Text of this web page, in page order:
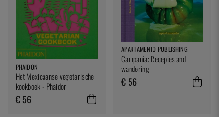
PHAIDON
Het Mexicaanse vegetarische
kookboek - Phaidon
€ 56
APARTAMENTO PUBLISHING
Campania: Recepies and
wandering
€ 56